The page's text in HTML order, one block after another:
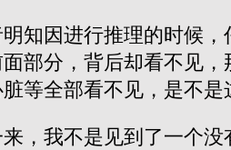
知因进行推理的时候
部分，背后却看不见
等全部看不见，是不
，我不是见到了一个